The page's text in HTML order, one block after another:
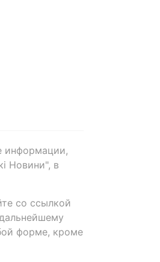
информации,
Новини", в
со ссылкой
форме, кроме